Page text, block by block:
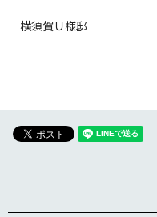
横須賀Ｕ様邸